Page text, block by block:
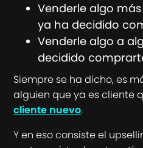
Venderle algo
ya ha decidido
Venderle algo a
decidido
Siempre se ha dicho, es
alguien que ya es cliente
cliente nuevo.
Y en eso consiste el